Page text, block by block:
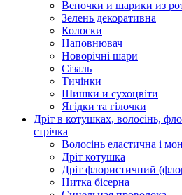
Веночки и шарики из
Зелень декоративна
Колоски
Наповнювач
Новорічні шари
Сізаль
Тичінки
Шишки и сухоцвіти
Ягідки та гілочки
Дріт в котушках, волосінь,
стрічка
Волосінь еластична і
Дріт котушка
Дріт флористичний
Нитка бісерна